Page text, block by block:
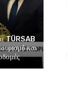
TÜRSAB
και